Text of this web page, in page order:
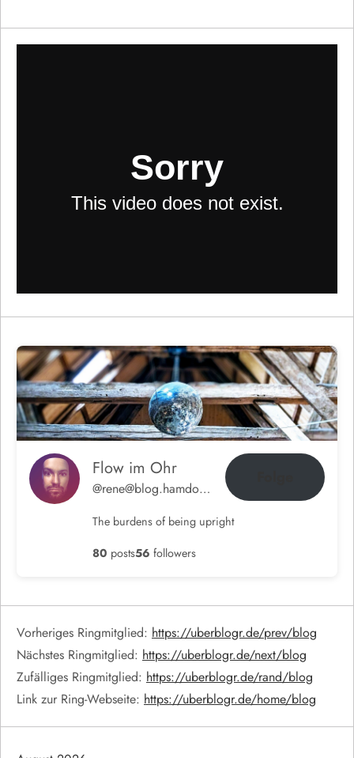
Flow im Ohr
@rene@blog.hamdorf.org
The burdens of being upright
80 posts56 followers
Vorheriges Ringmitglied: https://uberblogr.de/prev/blog
Nächstes Ringmitglied: https://uberblogr.de/next/blog
Zufälliges Ringmitglied: https://uberblogr.de/rand/blog
Link zur Ring-Webseite: https://uberblogr.de/home/blog